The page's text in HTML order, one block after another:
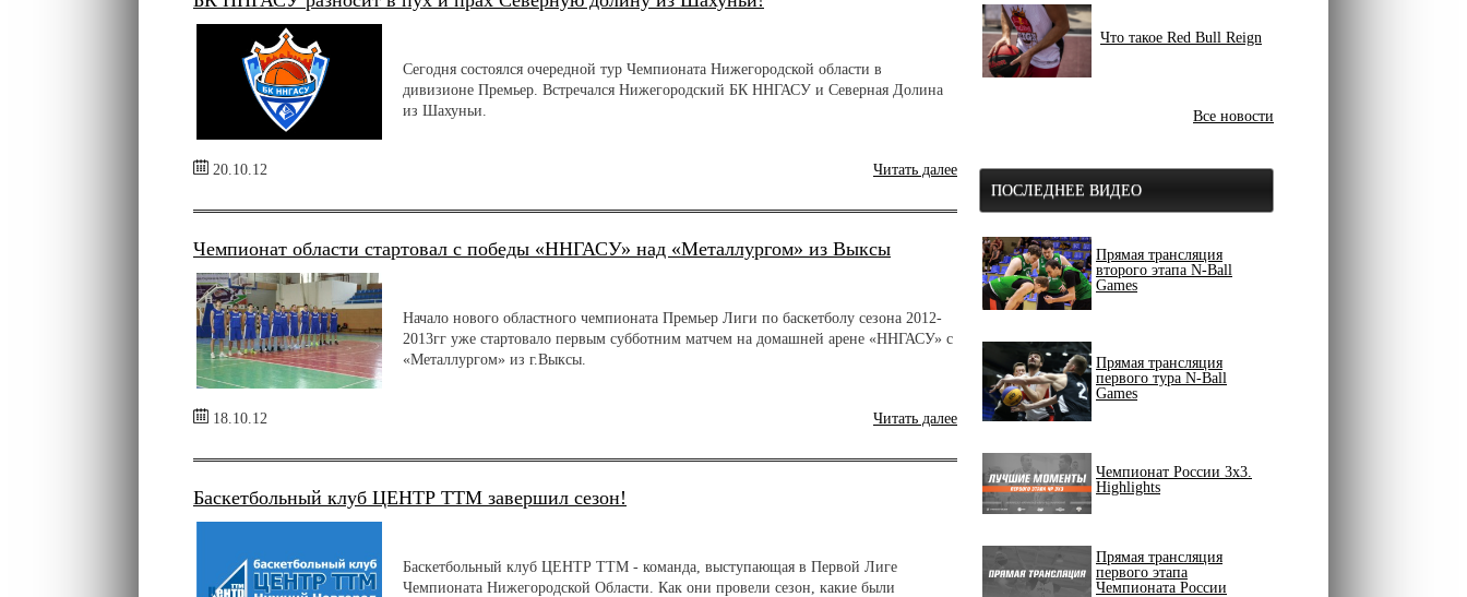
Сегодня состоялся очередной тур Чемпионата Нижегородской области в
дивизионе Премьер. Встречался Нижегородский БК ННГАСУ и Северная Долина
из Шахуньи.
20.10.12 Читать далее
Чемпионат области стартовал с победы «ННГАСУ» над «Металлургом» из Выксы
Начало нового областного чемпионата Премьер Лиги по баскетболу сезона 2012-
2013гг уже стартовало первым субботним матчем на домашней арене «ННГАСУ» с
«Металлургом» из г.Выксы.
18.10.12 Читать далее
Баскетбольный клуб ЦЕНТР ТТМ завершил сезон!
Баскетбольный клуб ЦЕНТР ТТМ - команда, выступающая в Первой Лиге
Чемпионата Нижегородской Области. Как они провели сезон, какие были
Что такое Red Bull Reign
Все новости
ПОСЛЕДНЕЕ ВИДЕО
Прямая трансляция
второго этапа N-Ball
Games
Прямая трансляция
первого тура N-Ball
Games
Чемпионат России 3х3.
Highlights
Прямая трансляция
первого этапа
Чемпионата России